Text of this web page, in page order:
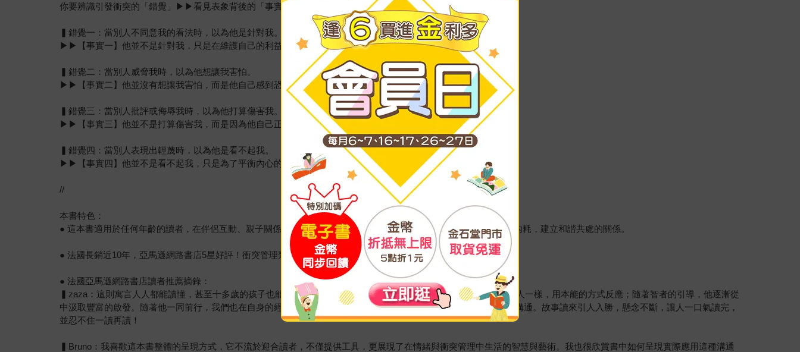
你要辨識引發衝突的「錯覺」▶▶看見表象背後的「事實」。
▍錯覺一：當別人不同意我的看法時，以為他是針對我。
▶▶【事實一】他並不是針對我，只是在維護自己的利益。
▍錯覺二：當別人威脅我時，以為他想讓我害怕。
▶▶【事實二】他並沒有想讓我害怕，而是他自己感到恐懼。
▍錯覺三：當別人批評或侮辱我時，以為他打算傷害我。
▶▶【事實三】他並不是打算傷害我，而是因為他自己正承受著痛苦。
▍錯覺四：當別人表現出輕蔑時，以為他是看不起我。
▶▶【事實四】他並不是看不起我，只是為了平衡內心的自卑，想要顯得高高在上。
//
本書特色：
● 這本書適用於任何年齡的讀者，在伴侶互動、親子關係、職場溝通等不同狀況，幫助你不用痛苦對立、也不再委屈內耗，建立和諧共處的關係。
● 法國長銷近10年，亞馬遜網路書店5星好評！衝突管理類暢銷TOP10，最佳禮物書TOP2！
● 法國亞馬遜網路書店讀者推薦摘錄：
▍zaza：這則寓言人人都能讀懂，甚至十多歲的孩子也能輕鬆理解，但寓意卻極深刻。一開始，主角奧姆和我們每個人一樣，用本能的方式反應；隨著智者的引導，他逐漸從
中汲取豐富的啟發。隨著他一同前行，我們也在自身的經歷與思考中進步，學會如何走出衝突、如何以更美好的方式溝通。故事讀來引人入勝，懸念不斷，讓人一口氣讀完，
並忍不住一讀再讀！
▍Bruno：我喜歡這本書整體的呈現方式，它不流於迎合讀者，不僅提供工具，更展現了在情緒與衝突管理中生活的智慧與藝術。我也很欣賞書中如何呈現實際應用這種溝通